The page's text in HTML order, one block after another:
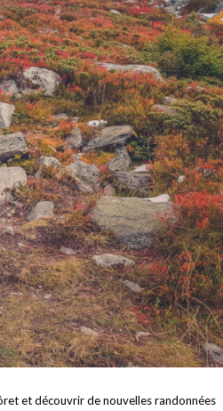
et découvrir de nouvelles randonnées